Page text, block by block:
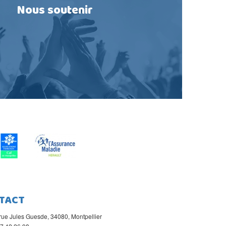
Nous soutenir
Jules Guesde, 34080, Montpellier